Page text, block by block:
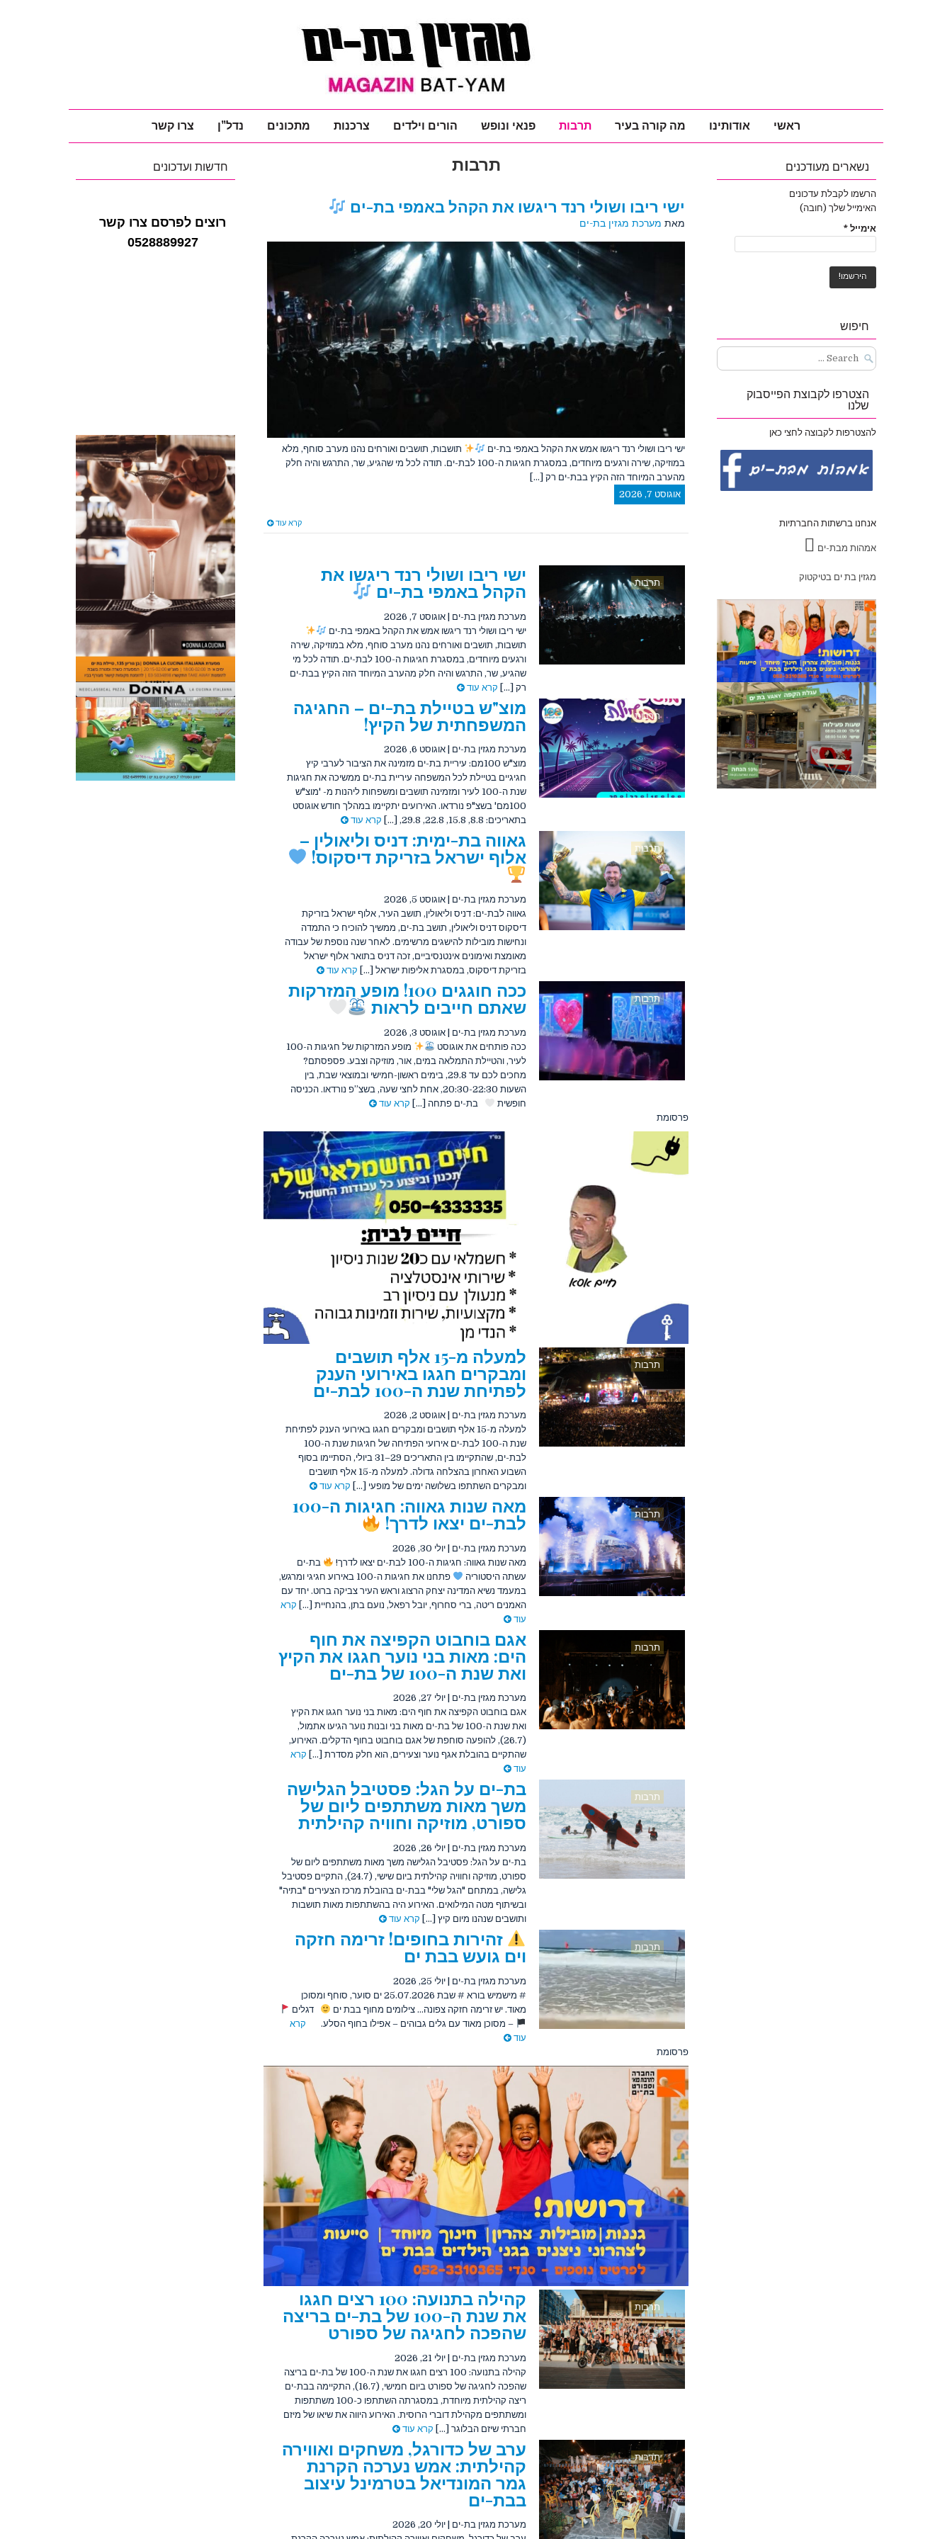
ראשי אודותינו מה קורה בעיר תרבות פנאי ונופש הורים וילדים צרכנות מתכונים נדל"ן צרו קשר
תרבות
קרא עוד
ישי ריבו ושולי רנד ריגשו את הקהל באמפי בת-ים
מאת מערכת מגזין בת-ים
ישי ריבו ושולי רנד ריגשו אמש את הקהל באמפי בת-ים
תושבות, תושבים ואורחים נהנו מערב סוחף, מלא
במוזיקה, שירה ורגעים מיוחדים, במסגרת חגיגות ה-100 לבת-ים. תודה לכל מי שהגיע, שר, התרגש והיה חלק
מהערב המיוחד הזה הקיץ בבת-ים רק [...]
אוגוסט 7, 2026
תרבות ישי ריבו ושולי רנד ריגשו את
הקהל באמפי בת-ים
מערכת מגזין בת-ים | אוגוסט 7, 2026
ישי ריבו ושולי רנד ריגשו אמש את הקהל באמפי בת-ים
תושבות, תושבים ואורחים נהנו מערב סוחף, מלא במוזיקה, שירה
ורגעים מיוחדים, במסגרת חגיגות ה-100 לבת-ים. תודה לכל מי
שהגיע, שר, התרגש והיה חלק מהערב המיוחד הזה הקיץ בבת-ים
רק [...] קרא עוד
תרבות מוצ"ש בטיילת בת-ים – החגיגה
המשפחתית של הקיץ!
מערכת מגזין בת-ים
אוגוסט 6, 2026
מוצ"ש 100מם: עיריית בת-ים מזמינה את הציבור לערבי קיץ
חגיגיים בטיילת לכל המשפחה עיריית בת-ים ממשיכה את חגיגות
שנת ה-100 לעיר ומזמינה תושבים ומשפחות ליהנות מ- 'מוצ"ש
100מם' בשצ"פ נורדאו. האירועים יתקיימו במהלך חודש אוגוסט
בתאריכים: 8.8, 15.8, 22.8, 29.8, [...]
קרא עוד
תרבות גאווה בת-ימית: דניס וליאולין –
אלוף ישראל בזריקת דיסקוס!
מערכת מגזין בת-ים
אוגוסט 5, 2026
גאווה לבת-ים: דניס וליאולין, תושב העיר, אלוף ישראל בזריקת
דיסקוס דניס וליאולין, תושב בת-ים, ממשיך להוכיח כי התמדה
ונחישות מובילות להישגים מרשימים. לאחר שנה נוספת של עבודה
מאומצת ואימונים אינטנסיביים, זכה דניס בתואר אלוף ישראל
בזריקת דיסקוס, במסגרת אליפות ישראל [...] קרא עוד
תרבות ככה חוגגים 100! מופע המזרקות
שאתם חייבים לראות
מערכת מגזין בת-ים
אוגוסט 3, 2026
ככה פותחים את אוגוסט
מופע המזרקות של חגיגות ה-100
לעיר, והטיילת התמלאה במים, אור, מוזיקה וצבע. פספסתם?
מחכים לכם עד 29.8, בימים ראשון-חמישי ובמוצאי שבת, בין
השעות 20:30-22:30, אחת לחצי שעה, בשצ”פ נורדאו. הכניסה
חופשית
בת-ים פתחה [...] קרא עוד
פרסומת
תרבות למעלה מ-15 אלף תושבים
ומבקרים חגגו באירועי הענק
לפתיחת שנת ה-100 לבת-ים
מערכת מגזין בת-ים
אוגוסט 2, 2026
למעלה מ-15 אלף תושבים ומבקרים חגגו באירועי הענק לפתיחת
שנת ה-100 לבת-ים אירועי הפתיחה של חגיגות שנת ה-100
לבת-ים, שהתקיימו בין התאריכים 29–31 ביולי, הסתיימו בסוף
השבוע האחרון בהצלחה גדולה. למעלה מ-15 אלף תושבים
ומבקרים השתתפו בשלושה ימים של מופעי [...] קרא עוד
תרבות מאה שנות גאווה: חגיגות ה-100
לבת-ים יצאו לדרך!
מערכת מגזין בת-ים
יולי 30, 2026
מאה שנות גאווה: חגיגות ה-100 לבת-ים יצאו לדרך!
בת-ים
עשתה היסטוריה
פתחנו את חגיגות ה-100 באירוע חגיגי ומרגש,
במעמד נשיא המדינה יצחק הרצוג וראש העיר צביקה ברוט. יחד עם
האמנים ריטה, ברי סחרוף, יובל רפאל, נועם בתן, בהנחיית [...] קרא
עוד
תרבות אגם בוחבוט הקפיצה את חוף
הים: מאות בני נוער חגגו את הקיץ
ואת שנת ה-100 של בת-ים
מערכת מגזין בת-ים
יולי 27, 2026
אגם בוחבוט הקפיצה את חוף הים: מאות בני נוער חגגו את הקיץ
ואת שנת ה-100 של בת-ים מאות בני ובנות נוער הגיעו אתמול,
(26.7), להופעה סוחפת של אגם בוחבוט בחוף הדקלים. האירוע,
שהתקיים בהובלת אגף נוער וצעירים, הוא חלק מסדרת [...] קרא
עוד
תרבות בת-ים על הגל: פסטיבל הגלישה
משך מאות משתתפים ליום של
ספורט, מוזיקה וחוויה קהילתית
מערכת מגזין בת-ים | יולי 26, 2026
בת-ים על הגל: פסטיבל הגלישה משך מאות משתתפים ליום של
ספורט, מוזיקה וחוויה קהילתית ביום שישי, (24.7), התקיים פסטיבל
גלישה, במתחם "הגל שלי" בבת-ים בהובלת מרכז הצעירים "בתיה"
ובשיתוף מטה המילואים. האירוע היה בהשתתפות מאות תושבות
ותושבים שנהנו מיום קיץ [...] קרא עוד
תרבות זהירות בחופים! זרימה חזקה
וים גועש בבת ים
מערכת מגזין בת-ים | יולי 25, 2026
# מישמיש בורא # שבת 25.07.2026 ים סוער, סוחף ומסוכן
מאוד. יש זרימה חזקה צפונה… צילומים מחוף בבת ים
דגלים
– מסוכן מאוד עם גלים גבוהים – אפילו בחוף הסלע. קרא
עוד
פרסומת
תרבות קהילה בתנועה: 100 רצים חגגו
את שנת ה-100 של בת-ים בריצה
שהפכה לחגיגה של ספורט
מערכת מגזין בת-ים | יולי 21, 2026
קהילה בתנועה: 100 רצים חגגו את שנת ה-100 של בת-ים בריצה
שהפכה לחגיגה של ספורט ביום חמישי, (16.7), התקיימה בבת-ים
ריצה קהילתית מיוחדת, במסגרתה השתתפו כ-100 משתתפות
ומשתתפים מקהילת דוברי הרוסית. האירוע היווה את שיאו של מיזם
חברתי שיזם הבלוגר [...] קרא עוד
תרבות ערב של כדורגל, משחקים ואווירה
קהילתית: אמש נערכה הקרנת
גמר המונדיאל בטרמינל עיצוב
בבת-ים
מערכת מגזין בת-ים
יולי 20, 2026
חדשות ועדכונים
רוצים לפרסם צרו קשר
0528889927
נשארים מעודכנים
הרשמו לקבלת עדכונים
האימייל שלך (חובה)
אימייל *
חיפוש
Search
for:
הצטרפו לקבוצת הפייסבוק
שלנו
להצטרפות לקבוצה לחצי כאן
אנחנו ברשתות החברתיות
אמהות מבת-ים
מגזין בת ים בטיקטוק